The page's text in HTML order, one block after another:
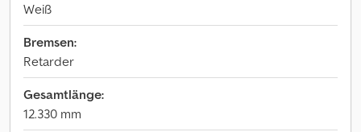
Weiß
Bremsen:
Retarder
Gesamtlänge:
12.330 mm